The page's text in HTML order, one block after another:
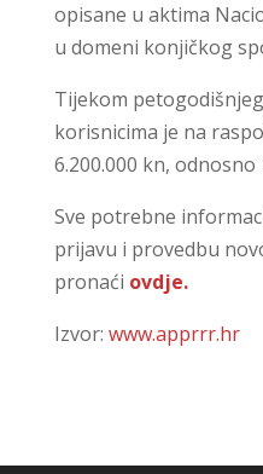
opisane u aktima
u domeni konjičkog
Tijekom
korisnicima je na
6.200.000 kn, odnosno
Sve potrebne
prijavu i provedbu
pronaći ovdje.
Izvor: www.apprrr.hr